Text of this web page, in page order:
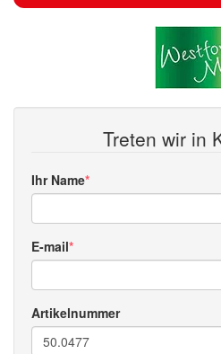
Treten wir in
Ihr Name
E-mail
Artikelnummer